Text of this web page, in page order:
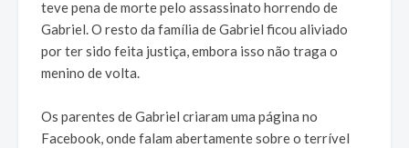
teve pena de morte pelo assassinato horrendo de
Gabriel. O resto da família de Gabriel ficou aliviado
por ter sido feita justiça, embora isso não traga o
menino de volta.
Os parentes de Gabriel criaram uma página no
Facebook, onde falam abertamente sobre o terrível